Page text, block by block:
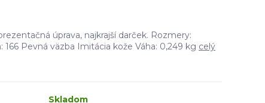
úprava, najkrajší darček. Rozmery:
166 Pevná väzba Imitácia kože Váha: 0,249 kg celý
Skladom